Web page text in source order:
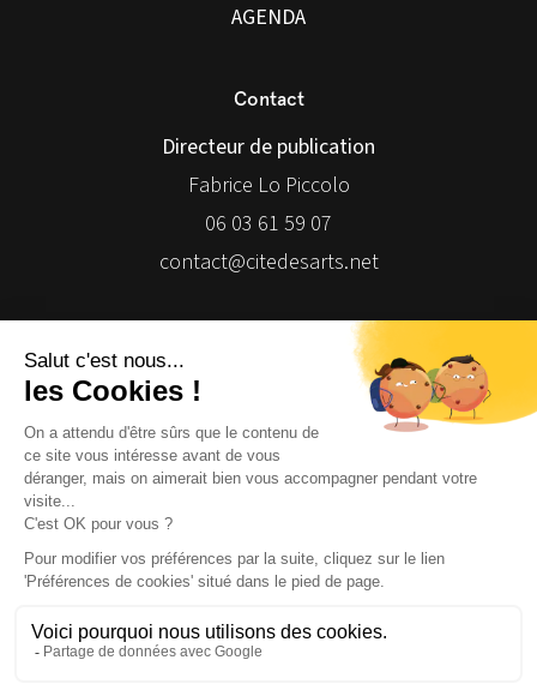
AGENDA
Contact
Directeur de publication
Fabrice Lo Piccolo
06 03 61 59 07
contact@citedesarts.net
© 2026 | Cité des Arts | Tous droits réservés